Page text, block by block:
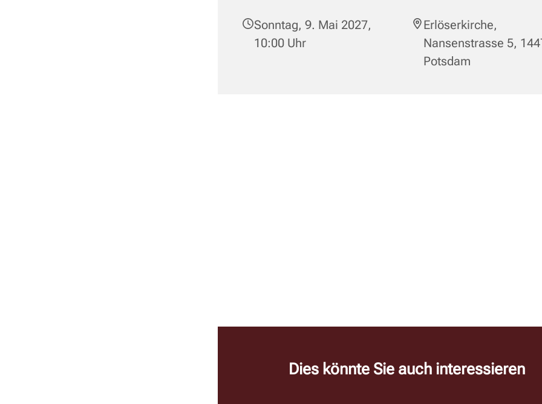
Sonntag, 9. Mai 2027,
10:00 Uhr
Erlöserkirche,
Nansenstrasse 5,
Potsdam
Dies könnte Sie auch interessieren